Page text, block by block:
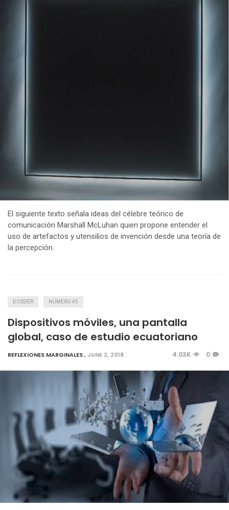
El siguiente texto señala ideas del célebre teórico de
comunicación Marshall McLuhan quien propone entender el
uso de artefactos y utensilios de invención desde una teoría de
la percepción.
DOSSIER NÚMERO 45
Dispositivos móviles, una pantalla
global, caso de estudio ecuatoriano
REFLEXIONES MARGINALES,JUNE 2, 2018 4.03K 0